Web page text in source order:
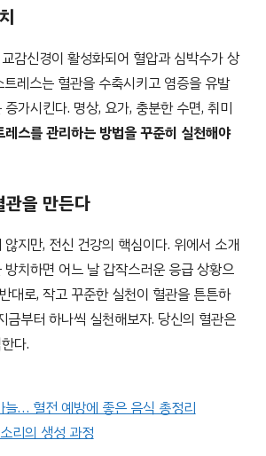
감신경이 활성화되어 혈압과 심박수가 상
레스는 혈관을 수축시키고 염증을 유발
가시킨다. 명상, 요가, 충분한 수면, 취미
레스를 관리하는 방법을 꾸준히 실천해야
을 만든다
지만, 전신 건강의 핵심이다. 위에서 소개
치하면 어느 날 갑작스러운 응급 상황으
대로, 작고 꾸준한 실천이 혈관을 튼튼하
금부터 하나씩 실천해보자. 당신의 혈관은
다.
늘… 혈전 예방에 좋은 음식 총정리
리의 생성 과정